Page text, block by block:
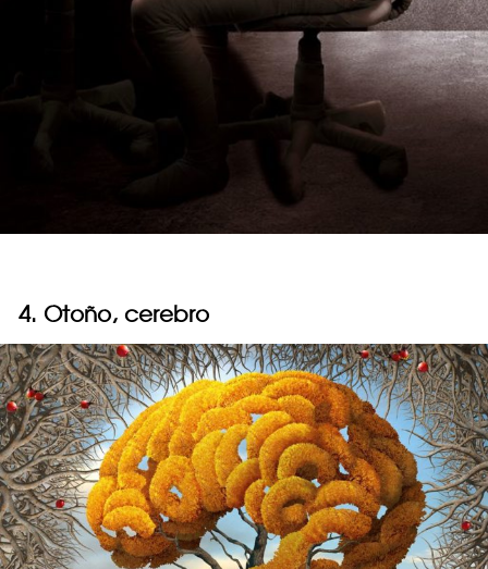
4. Otoño, cerebro